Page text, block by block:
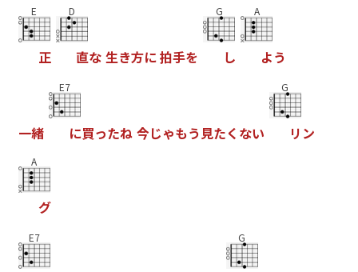
E
正
D
直な 生き方に拍手を
G
し
A
よう
一緒
E7
に買ったね 今じゃもう見たく ない
G
リ ン
A
グ
E7 G